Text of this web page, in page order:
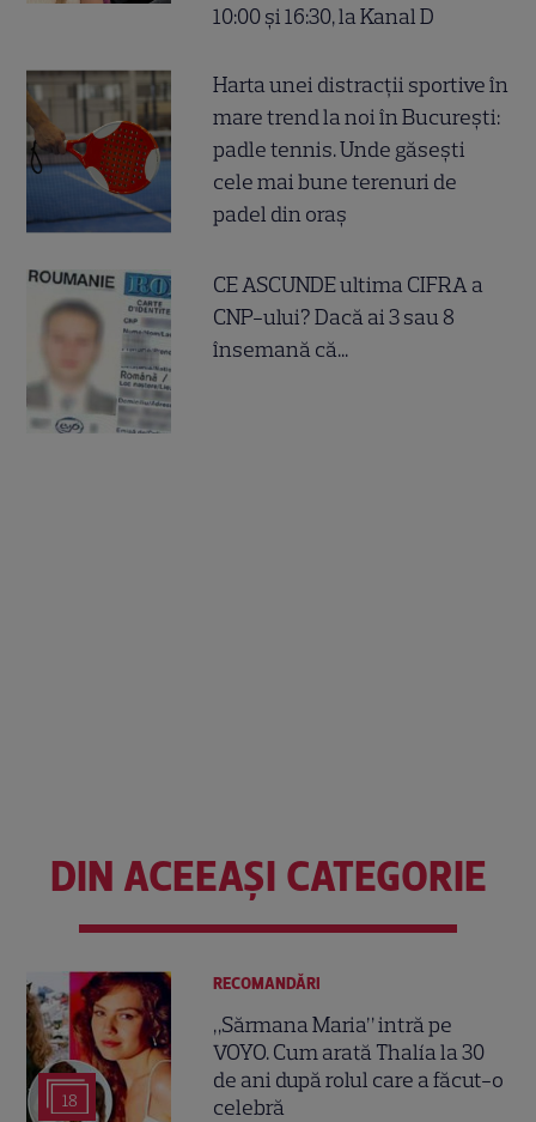
10:00 și 16:30, la Kanal D
Harta unei distracții sportive în
mare trend la noi în București:
padle tennis. Unde găsești
cele mai bune terenuri de
padel din oraș
CE ASCUNDE ultima CIFRA a
CNP-ului? Dacă ai 3 sau 8
însemană că...
DIN ACEEAȘI CATEGORIE
18
RECOMANDĂRI
„Sărmana Maria” intră pe
VOYO. Cum arată Thalía la 30
de ani după rolul care a făcut-o
celebră